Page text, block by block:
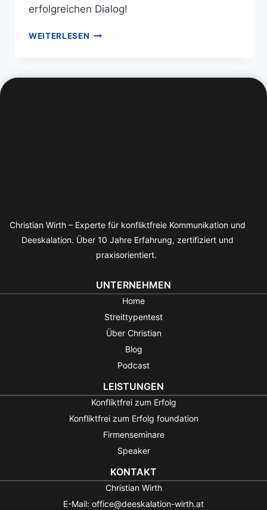
erfolgreichen Dialog!
WEITERLESEN
Christian Wirth – Experte für konfliktfreie Kommunikation und
Deeskalation. Über 10 Jahre Erfahrung, zertifiziert und
praxisorientiert.
UNTERNEHMEN
Home
Streittypentest
Über Christian
Blog
Podcast
LEISTUNGEN
Konfliktfrei zum Erfolg
Konfliktfrei zum Erfolg foundation
Firmenseminare
Speaker
KONTAKT
Christian Wirth
E-Mail: office@deeskalation-wirth.at